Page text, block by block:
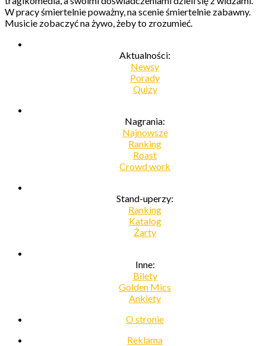
W pracy śmiertelnie poważny, na scenie śmiertelnie zabawny.
Musicie zobaczyć na żywo, żeby to zrozumieć.
Aktualności:
Newsy
Porady
Quizy
Nagrania:
Najnowsze
Ranking
Roast
Crowd work
Stand-uperzy:
Ranking
Katalog
Żarty
Inne:
Bilety
Golden Mics
Ankiety
O stronie
Reklama